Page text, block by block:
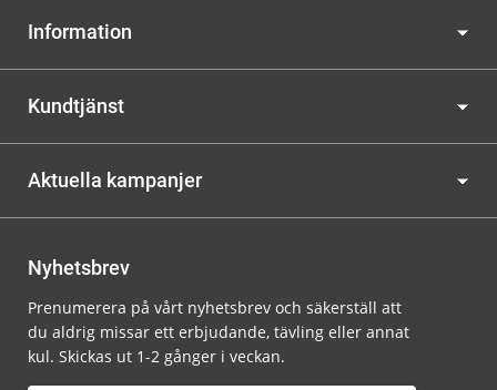
Information
Kundtjänst
Aktuella kampanjer
Nyhetsbrev
Prenumerera på vårt nyhetsbrev och säkerställ att
du aldrig missar ett erbjudande, tävling eller annat
kul. Skickas ut 1-2 gånger i veckan.